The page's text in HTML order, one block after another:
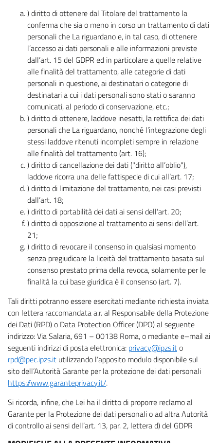
) diritto di ottenere dal Titolare del trattamento la
conferma che sia o meno in corso un trattamento di dati
personali che La riguardano e, in tal caso, di ottenere
l’accesso ai dati personali e alle informazioni previste
dall’art. 15 del GDPR ed in particolare a quelle relative
alle finalità del trattamento, alle categorie di dati
personali in questione, ai destinatari o categorie di
destinatari a cui i dati personali sono stati o saranno
comunicati, al periodo di conservazione, etc.;
) diritto di ottenere, laddove inesatti, la rettifica dei dati
personali che La riguardano, nonché l’integrazione degli
stessi laddove ritenuti incompleti sempre in relazione
alle finalità del trattamento (art. 16);
) diritto di cancellazione dei dati ("diritto all’oblio"),
laddove ricorra una delle fattispecie di cui all’art. 17;
) diritto di limitazione del trattamento, nei casi previsti
dall’art. 18;
) diritto di portabilità dei dati ai sensi dell’art. 20;
) diritto di opposizione al trattamento ai sensi dell’art.
21;
) diritto di revocare il consenso in qualsiasi momento
senza pregiudicare la liceità del trattamento basata sul
consenso prestato prima della revoca, solamente per le
finalità la cui base giuridica è il consenso (art. 7).
Tali diritti potranno essere esercitati mediante richiesta inviata
con lettera raccomandata a.r. al Responsabile della Protezione
dei Dati (RPD) o Data Protection Officer (DPO) al seguente
indirizzo: Via Salaria, 691 – 00138 Roma, o mediante e–mail ai
seguenti indirizzi di posta elettronica: privacy@ipzs.ito
rpd@pec.ipzs.it utilizzando l’apposito modulo disponibile sul
sito dell’Autorità Garante per la protezione dei dati personali
https://www.garanteprivacy.it/.
Si ricorda, infine, che Lei ha il diritto di proporre reclamo al
Garante per la Protezione dei dati personali o ad altra Autorità
di controllo ai sensi dell’art. 13, par. 2, lettera d) del GDPR